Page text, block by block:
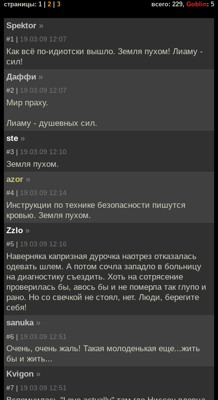
cтраницы: 1 | 2 3 всего: 229, Goblin: 5
Spektor »
#1 | 19.03.09 12:07
Как всё по-идиотски вышло. Земля пухом! Лиаму -
сил!
Даффи »
#2 | 19.03.09 12:07
Мир праху.
Лиаму - душевных сил.
ste »
#3 | 19.03.09 12:10
Земля пухом.
azor »
#4 | 19.03.09 12:14
Инструкции по технике безопасности пишутся
кровью. Земля пухом.
Zzlo »
#5 | 19.03.09 12:16
Наверняка капризная дурочка наотрез отказалась
одевать шлем. А потом сочла западло в больницу
на диагностику съездить. Хоть на сотрясение
проверилась бы, авось бы и не померла так глупо и
рано. Но со свечкой не стоял, нет. Люди, берегите
себя!
sanuka »
#6 | 19.03.09 12:51
Очень, очень жаль! Такая молоденькая еще...жить
бы и жить...
Kvigon »
#7 | 19.03.09 12:51